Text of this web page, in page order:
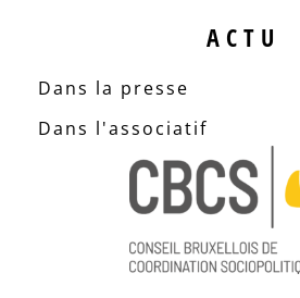
ACTU
Dans la presse
Dans l'associatif